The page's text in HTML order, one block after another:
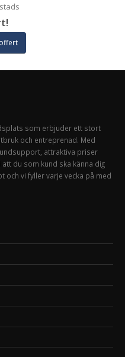
som erbjuder ett stort
och entreprenad. Med
attraktiva priser
du som kund ska känna dig
och vi fyller varje vecka på med